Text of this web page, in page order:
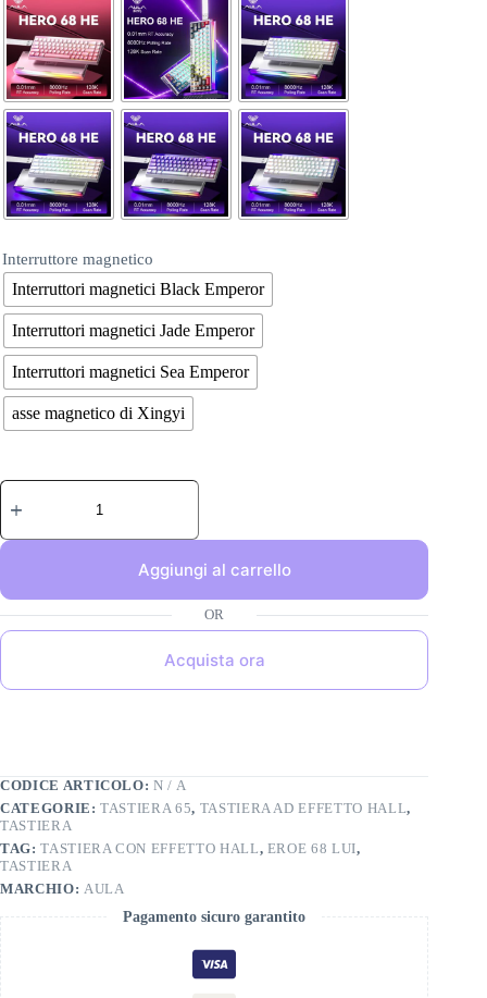
Interruttore magnetico
Interruttori magnetici Black Emperor
Interruttori magnetici Jade Emperor
Interruttori magnetici Sea Emperor
asse magnetico di Xingyi
Aggiungi al carrello
Acquista ora
CODICE ARTICOLO:N / A
CATEGORIE:TASTIERA 65, TASTIERA AD EFFETTO HALL,
TASTIERA
TAG:TASTIERA CON EFFETTO HALL, EROE 68 LUI,
TASTIERA
MARCHIO: AULA
Pagamento sicuro garantito